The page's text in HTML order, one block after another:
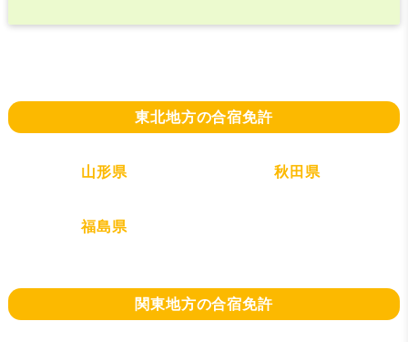
好評です！
東北地方の合宿免許
山形県 秋田県
福島県
関東地方の合宿免許